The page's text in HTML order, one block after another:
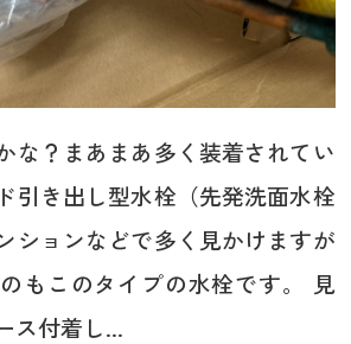
な？まあまあ多く装着されてい
引き出し型水栓（先発洗面水栓
ションなどで多く見かけますが
もこのタイプの水栓です。 見
ス付着し...